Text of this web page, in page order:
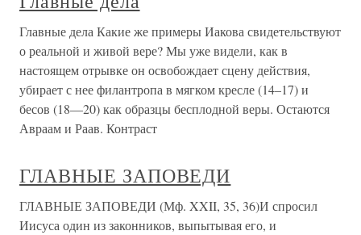
Главные дела Какие же примеры Иакова свидетельствуют
о реальной и живой вере? Мы уже видели, как в
настоящем отрывке он освобождает сцену действия,
убирает с нее филантропа в мягком кресле (14–17) и
бесов (18—20) как образцы бесплодной веры. Остаются
Авраам и Раав. Контраст
ГЛАВНЫЕ ЗАПОВЕДИ
ГЛАВНЫЕ ЗАПОВЕДИ (Мф. XXII, 35, 36)И спросил
Иисуса один из законников, выпытывая его, и